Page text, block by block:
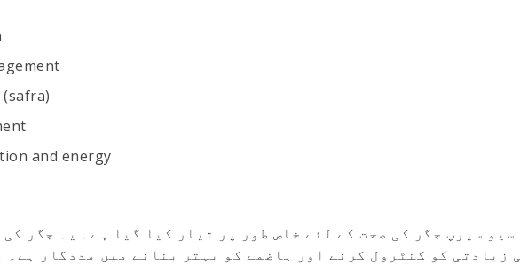
and energy
سیو سیرپ جگر کی صحت کے لئے خاص طور پر تیار کیا گیا ہے۔ یہ جگر
زیادتی کو کنٹرول کرنے اور ہاضمے کو بہتر بنانے میں مددگار ہے۔